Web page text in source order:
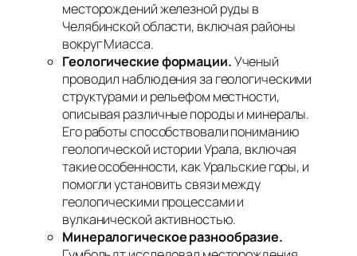
месторождений железной руды в
Челябинской области, включая районы
вокруг Миасса.
Геологические формации.Ученый
проводил наблюдения за геологическими
структурами и рельефом местности,
описывая различные породы и минералы.
Его работы способствовали пониманию
геологической истории Урала, включая
такие особенности, как Уральские горы, и
помогли установить связи между
геологическими процессами и
вулканической активностью.
Минералогическое разнообразие.